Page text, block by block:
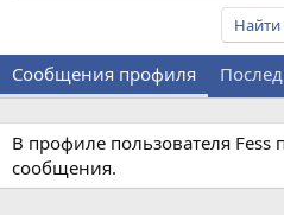
Найти
Сообщения профиля
В профиле пользователя Fess
сообщения.